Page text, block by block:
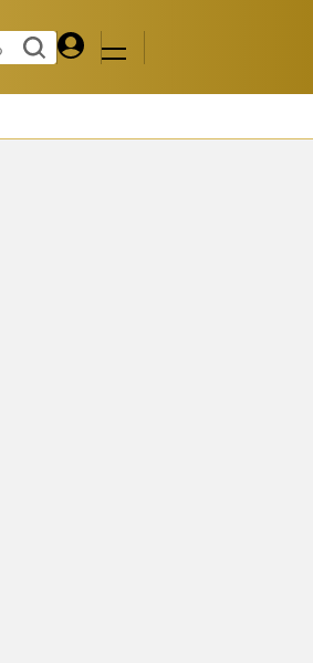
検索
る
マイペ
ジ
メニュ